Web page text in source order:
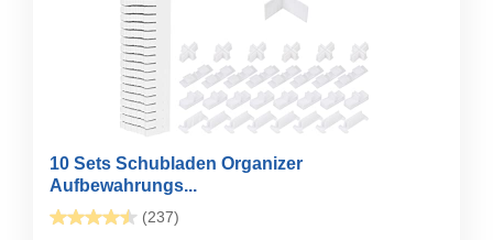
10 Sets Schubladen Organizer
Aufbewahrungs...
(237)